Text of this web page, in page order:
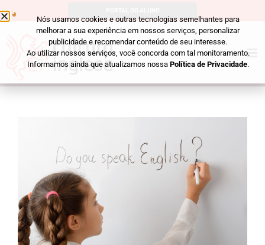
Nós usamos cookies e outras tecnologias semelhantes para
melhorar a sua experiência em nossos serviços, personalizar
publicidade e recomendar conteúdo de seu interesse.
Ao utilizar nossos serviços, você concorda com tal monitoramento.
Informamos ainda que atualizamos nossa Política de Privacidade.